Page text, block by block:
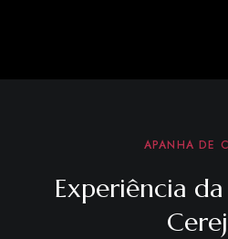
APANHA DE
Experiência